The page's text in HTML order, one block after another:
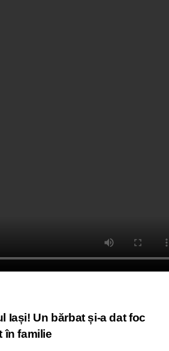
Iași! Un bărbat și-a dat foc
în familie